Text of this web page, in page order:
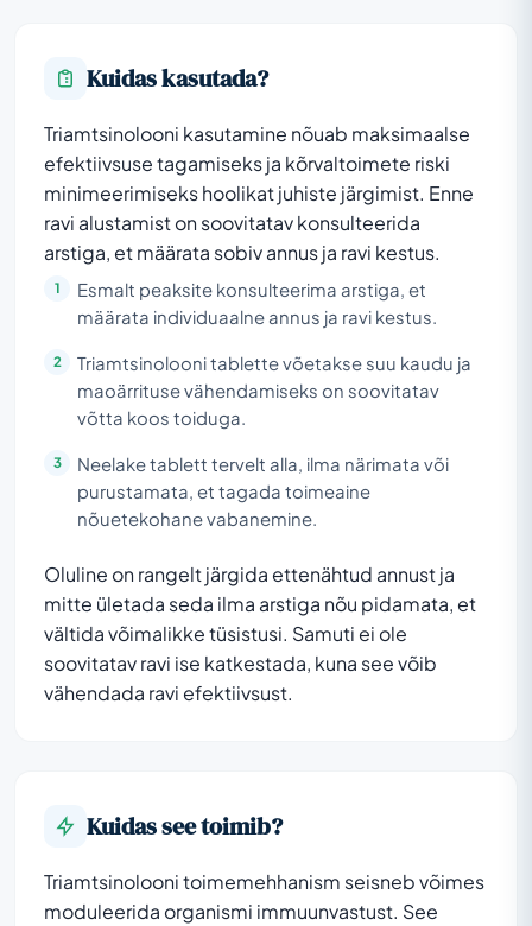
Kuidas kasutada?
Triamtsinolooni kasutamine nõuab maksimaalse
efektiivsuse tagamiseks ja kõrvaltoimete riski
minimeerimiseks hoolikat juhiste järgimist. Enne
ravi alustamist on soovitatav konsulteerida
arstiga, et määrata sobiv annus ja ravi kestus.
Esmalt peaksite konsulteerima arstiga, et
määrata individuaalne annus ja ravi kestus.
Triamtsinolooni tablette võetakse suu kaudu ja
maoärrituse vähendamiseks on soovitatav
võtta koos toiduga.
Neelake tablett tervelt alla, ilma närimata või
purustamata, et tagada toimeaine
nõuetekohane vabanemine.
Oluline on rangelt järgida ettenähtud annust ja
mitte ületada seda ilma arstiga nõu pidamata, et
vältida võimalikke tüsistusi. Samuti ei ole
soovitatav ravi ise katkestada, kuna see võib
vähendada ravi efektiivsust.
Kuidas see toimib?
Triamtsinolooni toimemehhanism seisneb võimes
moduleerida organismi immuunvastust. See